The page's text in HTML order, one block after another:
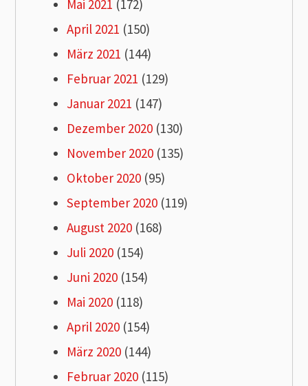
Mai 2021 (172)
April 2021 (150)
März 2021 (144)
Februar 2021 (129)
Januar 2021 (147)
Dezember 2020 (130)
November 2020 (135)
Oktober 2020 (95)
September 2020 (119)
August 2020 (168)
Juli 2020 (154)
Juni 2020 (154)
Mai 2020 (118)
April 2020 (154)
März 2020 (144)
Februar 2020 (115)